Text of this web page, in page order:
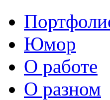
Юмор
О работе
О разном